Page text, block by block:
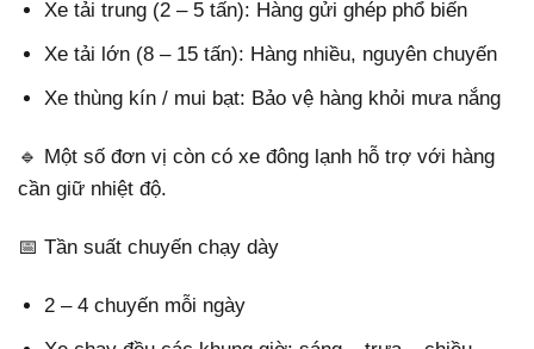
Xe tải trung (2 – 5 tấn): Hàng gửi ghép phổ biến
Xe tải lớn (8 – 15 tấn): Hàng nhiều, nguyên chuyến
Xe thùng kín / mui bạt: Bảo vệ hàng khỏi mưa nắng
🔹 Một số đơn vị còn có xe đông lạnh hỗ trợ với hàng
cần giữ nhiệt độ.
📅 Tần suất chuyến chạy dày
2 – 4 chuyến mỗi ngày